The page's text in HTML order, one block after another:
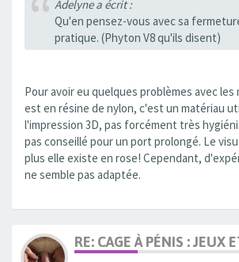
Adelyne a écrit :
Qu'en pensez-vous avec sa
pratique. (Phyton V8 qu'ils disent)
Pour avoir eu quelques problèmes avec les
est en résine de nylon, c'est un matériau
l'impression 3D, pas forcément très
pas conseillé pour un port prolongé. Le
plus elle existe en rose! Cependant,
ne semble pas adaptée.
RE: CAGE À PÉNIS :